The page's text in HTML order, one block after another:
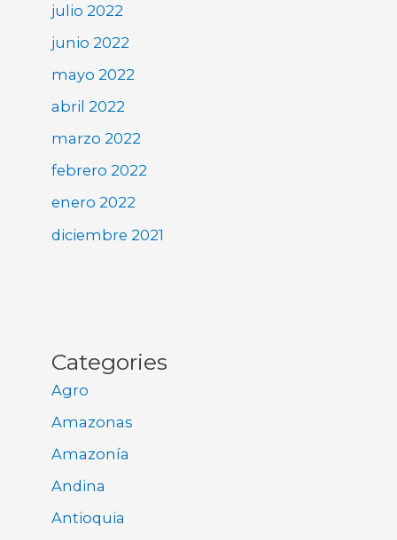
julio 2022
junio 2022
mayo 2022
abril 2022
marzo 2022
febrero 2022
enero 2022
diciembre 2021
Categories
Agro
Amazonas
Amazonía
Andina
Antioquia